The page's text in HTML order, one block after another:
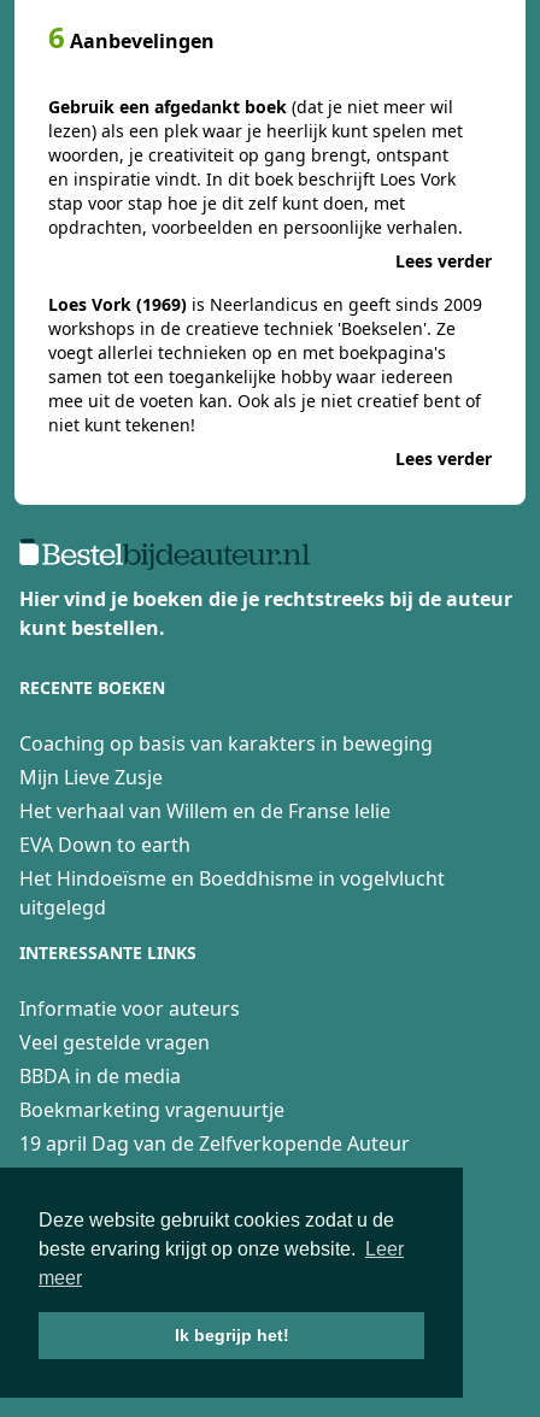
Deze website gebruikt cookies zodat u de
beste ervaring krijgt op onze website.
Leer
meer
Ik begrijp het!
6 Aanbevelingen
Gebruik een afgedankt boek (dat je niet meer wil
lezen) als een plek waar je heerlijk kunt spelen met
woorden, je creativiteit op gang brengt, ontspant
en inspiratie vindt. In dit boek beschrijft Loes Vork
stap voor stap hoe je dit zelf kunt doen, met
opdrachten, voorbeelden en persoonlijke verhalen.
Lees verder
Loes Vork (1969) is Neerlandicus en geeft sinds 2009
workshops in de creatieve techniek 'Boekselen'. Ze
voegt allerlei technieken op en met boekpagina's
samen tot een toegankelijke hobby waar iedereen
mee uit de voeten kan. Ook als je niet creatief bent of
niet kunt tekenen!
Lees verder
Hier vind je boeken die je rechtstreeks bij de auteur
kunt bestellen.
RECENTE BOEKEN
Coaching op basis van karakters in beweging
Mijn Lieve Zusje
Het verhaal van Willem en de Franse lelie
EVA Down to earth
Het Hindoeïsme en Boeddhisme in vogelvlucht
uitgelegd
INTERESSANTE LINKS
Informatie voor auteurs
Veel gestelde vragen
BBDA in de media
Boekmarketing vragenuurtje
19 april Dag van de Zelfverkopende Auteur
Algemene voorwaarden
Privacyverklaring
Recensierichtlijnen
Fair Practice Code voor 4boeken